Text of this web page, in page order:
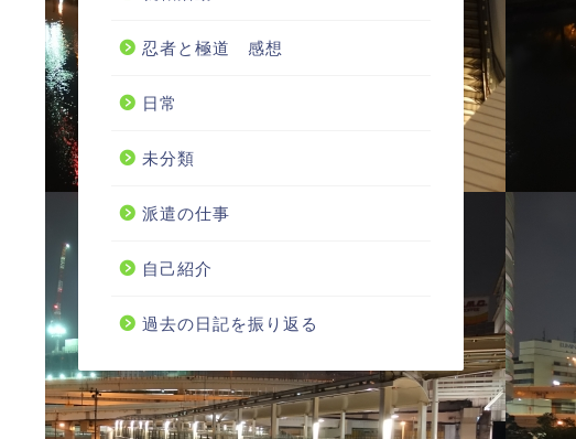
忍者と極道 感想
日常
未分類
派遣の仕事
自己紹介
過去の日記を振り返る